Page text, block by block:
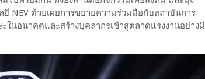
NEV ด้วยเผยการขยายความร่วมมือกับสถาบันการ
นอนาคตและสร้างบุคลากรเข้าสู่ตลาดแรงงานอย่างมี